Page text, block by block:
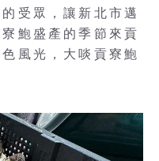
受眾，讓新北市邁
鮑盛產的季節來貢
風光，大啖貢寮鮑